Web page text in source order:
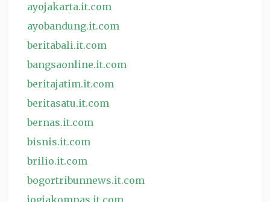
ayojakarta.it.com
ayobandung.it.com
beritabali.it.com
bangsaonline.it.com
beritajatim.it.com
beritasatu.it.com
bernas.it.com
bisnis.it.com
brilio.it.com
bogortribunnews.it.com
jogjakompas.it.com